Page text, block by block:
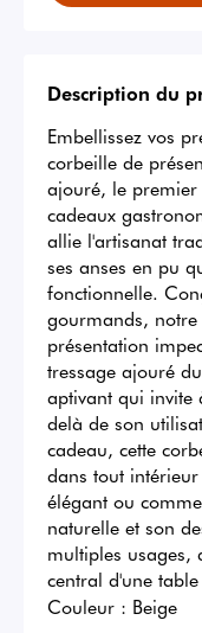
Description du
Embellissez vos
corbeille de
ajouré, le premier
cadeaux
allie l'artisanat
ses anses en pu
fonctionnelle.
gourmands,
présentation
tressage ajouré
aptivant qui invite
delà de son
cadeau, cette
dans tout
élégant ou
naturelle et son
multiples usages,
central d'une table
Couleur : Beige